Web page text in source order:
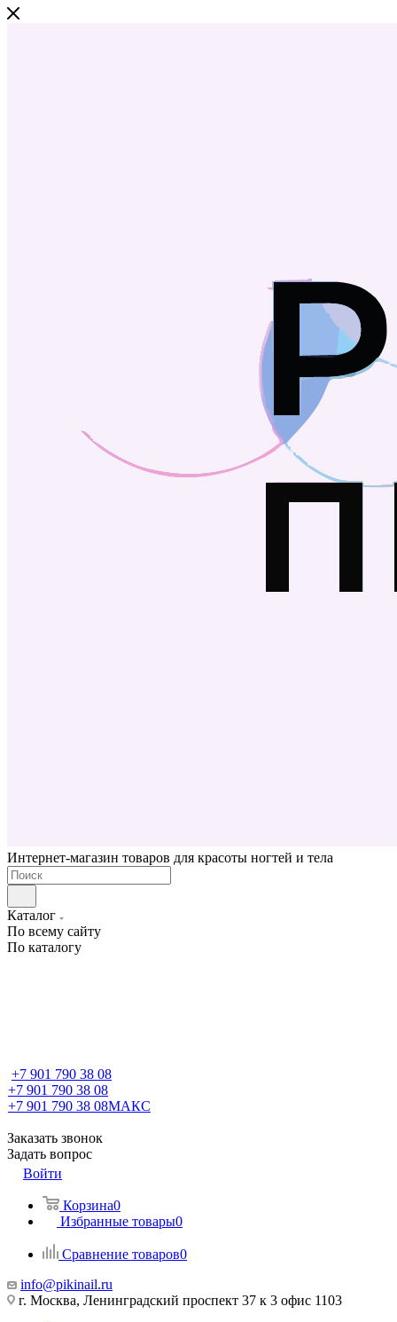
Интернет-магазин товаров для красоты ногтей и тела
Каталог
По всему сайту
По каталогу
+7 901 790 38 08
+7 901 790 38 08
+7 901 790 38 08МАКС
Заказать звонок
Задать вопрос
Войти
Корзина0
Избранные товары0
Сравнение товаров0
info@pikinail.ru
г. Москва, Ленинградский проспект 37 к 3 офис 1103